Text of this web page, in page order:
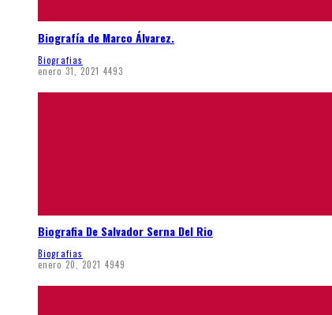
Biografía de Marco Álvarez.
Biografias
enero 31, 2021 4493
Biografia De Salvador Serna Del Rio
Biografias
enero 20, 2021 4949